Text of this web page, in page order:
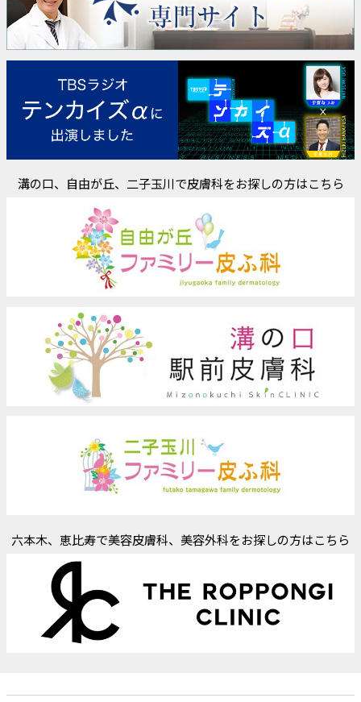
溝の口、自由が丘、二子玉川で皮膚科をお探しの方はこちら
六本木、恵比寿で美容皮膚科、美容外科をお探しの方はこちら